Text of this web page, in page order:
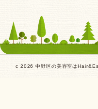
c 2026 中野区の美容室は